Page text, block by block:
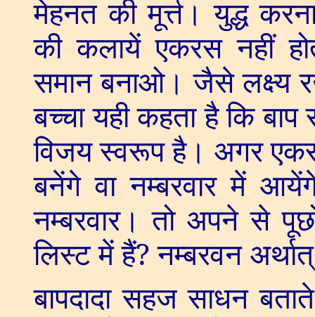
मेहनत की मूर्त्त। युद्ध
की कलायें एकरस नहीं
समान बनाओ। जैसे लक्ष्य
बच्चा यही कहता है कि
विजय स्वरूप है। अगर
बनेंगे वा नम्बरवार में
नम्बरवार। तो अपने से
लिस्ट में हैं?नम्बरवन
बापदादा सहज साधन